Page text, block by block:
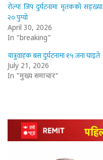
रोल्पा जिप दुर्घटनामा मृतकको सङ्ख्या
२० पुग्यो
April 30, 2026
In "breaking"
यात्रुवाहक बस दुर्घटनामा १५ जना घाइते
July 21, 2026
In "मुख्य समाचार"